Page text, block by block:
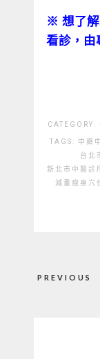
※ 想了
看診，由
CATEGORY:
TAGS: 中藥
台北
新北市中醫診
減重 瘦身 穴
PREVIOUS